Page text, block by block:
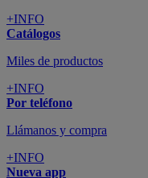
+INFO
Catálogos
Miles de productos
+INFO
Por teléfono
Llámanos y compra
+INFO
Nueva app